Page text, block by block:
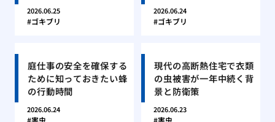
2026.06.25
ゴキブリ
2026.06.24
ゴキブリ
庭仕事の安全を確保する
ために知っておきたい蜂
の行動時間
2026.06.24
害虫
現代の高断熱住宅で衣類
の虫被害が一年中続く背
景と防衛策
2026.06.23
害虫